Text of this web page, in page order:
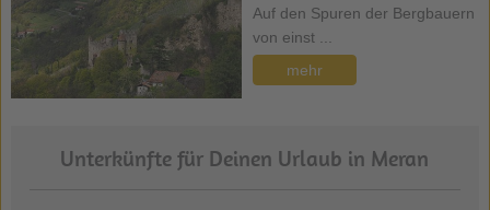
Auf den Spuren der Bergbauern
von einst ...
mehr
Unterkünfte für Deinen Urlaub in Meran